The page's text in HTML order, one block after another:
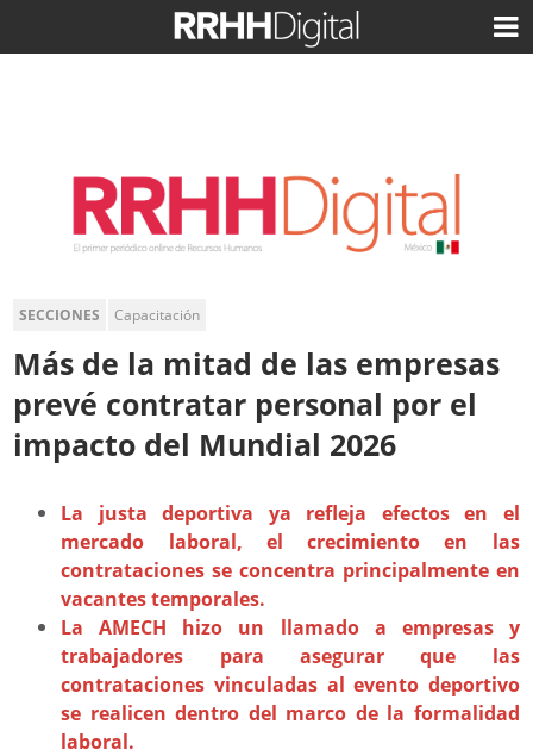
SECCIONES Capacitación
Más de la mitad de las empresas
prevé contratar personal por el
impacto del Mundial 2026
La justa deportiva ya refleja efectos en el
mercado laboral, el crecimiento en las
contrataciones se concentra principalmente en
vacantes temporales.
La AMECH hizo un llamado a empresas y
trabajadores para asegurar que las
contrataciones vinculadas al evento deportivo
se realicen dentro del marco de la formalidad
laboral.